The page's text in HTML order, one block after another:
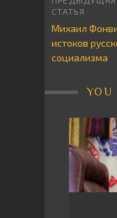
Михаил
истоков
социализма
YOU